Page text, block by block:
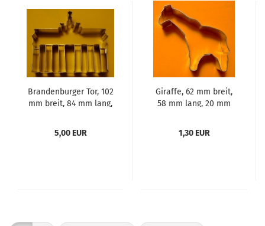
Brandenburger Tor, 102
mm breit, 84 mm lang,
5,00 EUR
Giraffe, 62 mm breit,
58 mm lang, 20 mm
1,30 EUR